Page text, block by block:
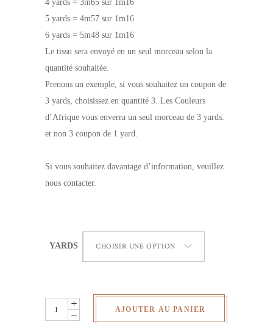
4 yards = 3m65 sur 1m16
5 yards = 4m57 sur 1m16
6 yards = 5m48 sur 1m16
Le tissu sera envoyé en un seul morceau selon la
quantité souhaitée.
Prenons un exemple, si vous souhaitez un coupon de
3 yards, choisissez en quantité 3. Les Couleurs
d’Afrique vous enverra un seul morceau de 3 yards.
et non 3 coupon de 1 yard.
Si vous souhaitez davantage d’information, veuillez
nous contacter.
YARDS CHOISIR UNE OPTION
Wax
Africain
AJOUTER AU PANIER